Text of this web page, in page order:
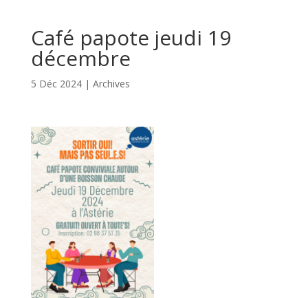
Café papote jeudi 19
décembre
5 Déc 2024| Archives